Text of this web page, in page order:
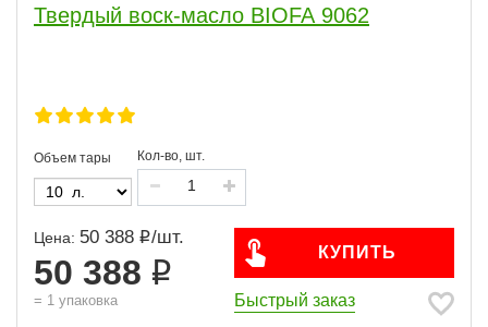
Твердый воск-масло BIOFA 9062
Объем тары Кол-во, шт.
Цена: 50 388 /шт.
50 388
= 1 упаковка
КУПИТЬ
Быстрый заказ